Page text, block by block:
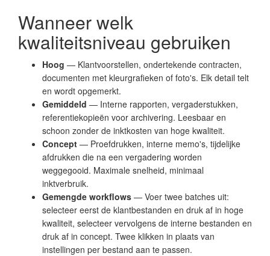
Wanneer welk
kwaliteitsniveau gebruiken
Hoog — Klantvoorstellen, ondertekende contracten,
documenten met kleurgrafieken of foto's. Elk detail telt
en wordt opgemerkt.
Gemiddeld — Interne rapporten, vergaderstukken,
referentiekopieën voor archivering. Leesbaar en
schoon zonder de inktkosten van hoge kwaliteit.
Concept — Proefdrukken, interne memo's, tijdelijke
afdrukken die na een vergadering worden
weggegooid. Maximale snelheid, minimaal
inktverbruik.
Gemengde workflows — Voer twee batches uit:
selecteer eerst de klantbestanden en druk af in hoge
kwaliteit, selecteer vervolgens de interne bestanden en
druk af in concept. Twee klikken in plaats van
instellingen per bestand aan te passen.